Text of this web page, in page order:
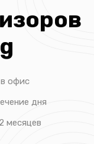
офис
дня
месяцев